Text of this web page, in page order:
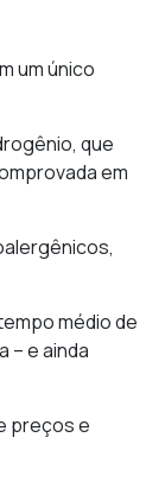
um único
que
em
médio de
– e ainda
preços e